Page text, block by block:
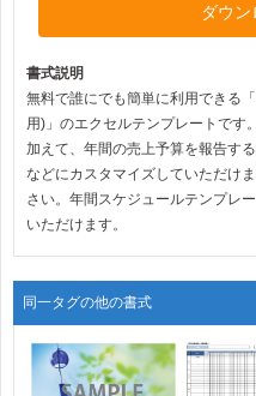
ダウ
書式説明
無料で誰にでも簡単に利用できる
用)」のエクセルテンプレートです
加えて、年間の売上予算を報告す
などにカスタマイズしていただけ
さい。年間スケジュールテンプレ
いただけます。
同一タグの他の書式